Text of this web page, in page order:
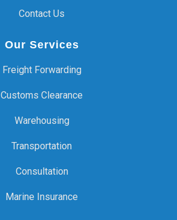
Contact Us
Our Services
Freight Forwarding
Customs Clearance
Warehousing
Transportation
Consultation
Marine Insurance